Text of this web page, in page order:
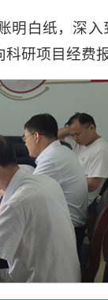
明白纸，深
研项目经费